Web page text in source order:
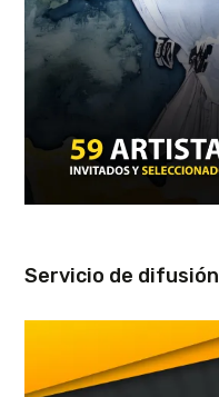
Servicio de difusión